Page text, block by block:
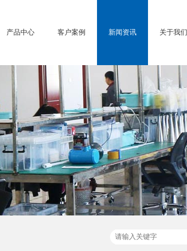
产品中心 客户案例 新闻资讯 关于我们